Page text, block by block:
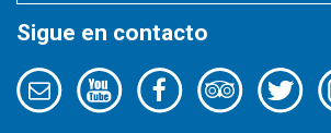
Sigue en contacto